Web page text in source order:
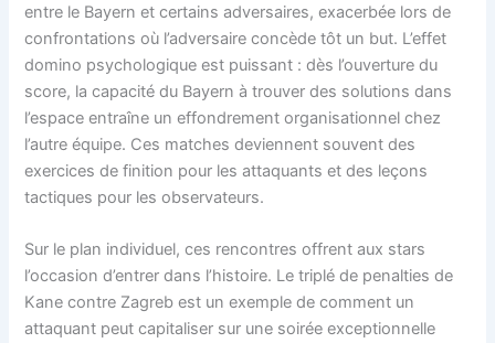
entre le Bayern et certains adversaires, exacerbée lors de
confrontations où l’adversaire concède tôt un but. L’effet
domino psychologique est puissant : dès l’ouverture du
score, la capacité du Bayern à trouver des solutions dans
l’espace entraîne un effondrement organisationnel chez
l’autre équipe. Ces matches deviennent souvent des
exercices de finition pour les attaquants et des leçons
tactiques pour les observateurs.
Sur le plan individuel, ces rencontres offrent aux stars
l’occasion d’entrer dans l’histoire. Le triplé de penalties de
Kane contre Zagreb est un exemple de comment un
attaquant peut capitaliser sur une soirée exceptionnelle